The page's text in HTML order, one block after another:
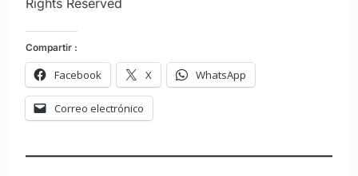
Rights Reserved
Compartir :
Facebook X WhatsApp
Correo electrónico